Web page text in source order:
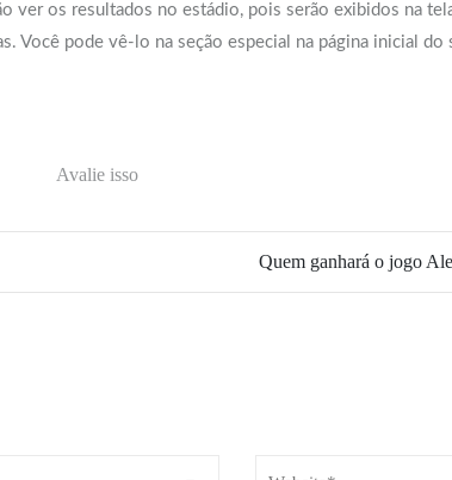
ver os resultados no estádio, pois serão exibidos na
Você pode vê-lo na seção especial na página inicial do
Avalie isso
Quem ganhará o jogo